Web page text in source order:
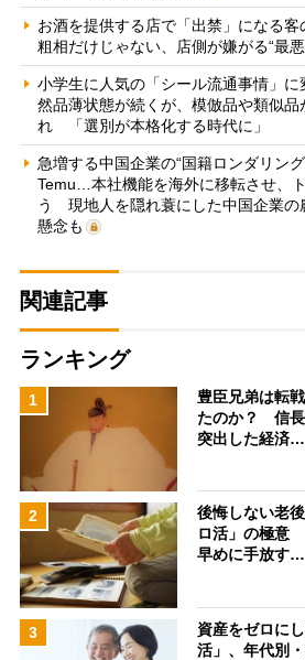
お酒を提供する店で「出禁」になる
粗相だけじゃない、店側が嫌がる“最
小学生に人気の「シール流通事情」
然品薄状態が続くが、模倣品や類似
れ 「選別が本格化する時代に」
急増する中国企業の“国籍ロンダリン
Temu…本社機能を海外に移転させ、
う 現地人を隠れ蓑にした中国企業の
懸念も
関連記事
ランキング
1
豊臣兄弟は転
たのか？ 信長
突出した経済…
2
後悔しない老
ロ活」の極意
早めに手放す…
3
資産をゼロに
活」、年代別